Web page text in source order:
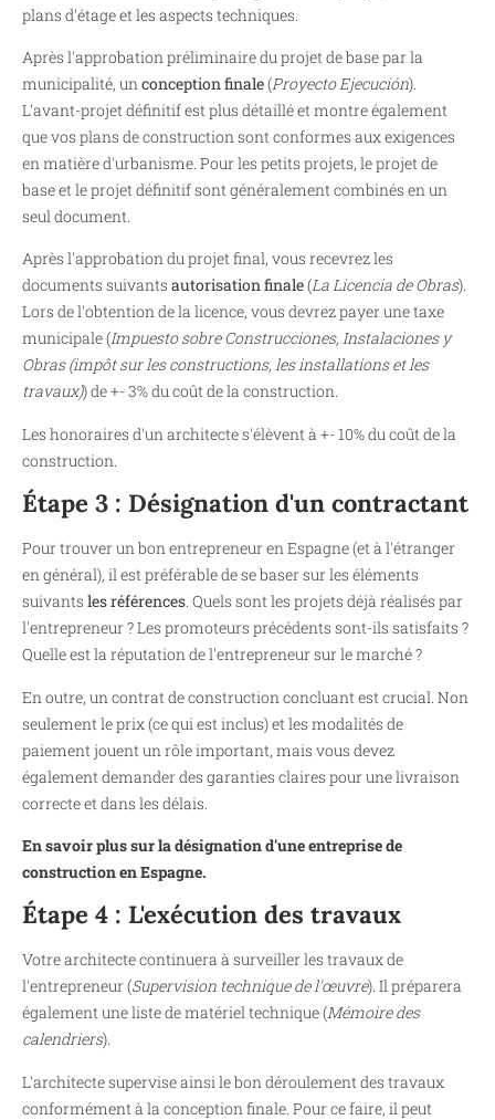
plans d'étage et les aspects techniques.
Après l'approbation préliminaire du projet de base par la
municipalité, unconception finale(Proyecto Ejecución).
L'avant-projet définitif est plus détaillé et montre également
que vos plans de construction sont conformes aux exigences
en matière d'urbanisme. Pour les petits projets, le projet de
base et le projet définitif sont généralement combinés en un
seul document.
Après l'approbation du projet final, vous recevrez les
documents suivants autorisation finale(La Licencia de Obras).
Lors de l'obtention de la licence, vous devrez payer une taxe
municipale (Impuesto sobre Construcciones, Instalaciones y
Obras (impôt sur les constructions, les installations et les
travaux)) de +- 3% du coût de la construction.
Les honoraires d'un architecte s'élèvent à +- 10% du coût de la
construction.
Étape 3 : Désignation d'un contractant
Pour trouver un bon entrepreneur en Espagne (et à l'étranger
en général), il est préférable de se baser sur les éléments
suivants les références. Quels sont les projets déjà réalisés par
l'entrepreneur ? Les promoteurs précédents sont-ils satisfaits ?
Quelle est la réputation de l'entrepreneur sur le marché ?
En outre, un contrat de construction concluant est crucial. Non
seulement le prix (ce qui est inclus) et les modalités de
paiement jouent un rôle important, mais vous devez
également demander des garanties claires pour une livraison
correcte et dans les délais.
En savoir plus sur la désignation d'une entreprise de
construction en Espagne.
Étape 4 : L'exécution des travaux
Votre architecte continuera à surveiller les travaux de
l'entrepreneur (Supervision technique de l'œuvre). Il préparera
également une liste de matériel technique (Mémoire des
calendriers).
L'architecte supervise ainsi le bon déroulement des travaux
conformément à la conception finale. Pour ce faire, il peut